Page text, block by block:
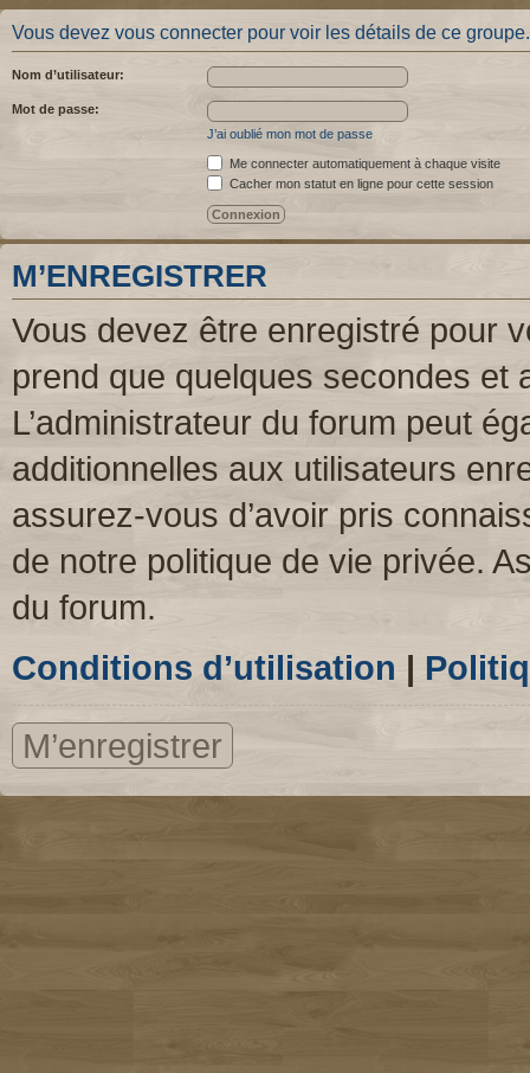
Vous devez vous connecter pour voir les détails de ce groupe.
Nom d’utilisateur:
Mot de passe:
J’ai oublié mon mot de passe
Me connecter automatiquement à chaque visite
Cacher mon statut en ligne pour cette session
M’ENREGISTRER
Vous devez être enregistré pour
prend que quelques secondes et
L’administrateur du forum peut
additionnelles aux utilisateurs
assurez-vous d’avoir pris
de notre politique de vie privée.
du forum.
Conditions d’utilisation |
M’enregistrer